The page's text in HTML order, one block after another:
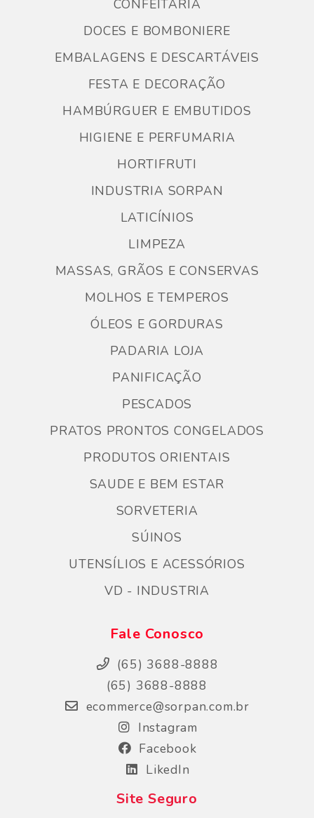
CONFEITARIA
DOCES E BOMBONIERE
EMBALAGENS E DESCARTÁVEIS
FESTA E DECORAÇÃO
HAMBÚRGUER E EMBUTIDOS
HIGIENE E PERFUMARIA
HORTIFRUTI
INDUSTRIA SORPAN
LATICÍNIOS
LIMPEZA
MASSAS, GRÃOS E CONSERVAS
MOLHOS E TEMPEROS
ÓLEOS E GORDURAS
PADARIA LOJA
PANIFICAÇÃO
PESCADOS
PRATOS PRONTOS CONGELADOS
PRODUTOS ORIENTAIS
SAUDE E BEM ESTAR
SORVETERIA
SÚINOS
UTENSÍLIOS E ACESSÓRIOS
VD - INDUSTRIA
Fale Conosco
(65) 3688-8888
(65) 3688-8888
ecommerce@sorpan.com.br
Instagram
Facebook
LikedIn
Site Seguro